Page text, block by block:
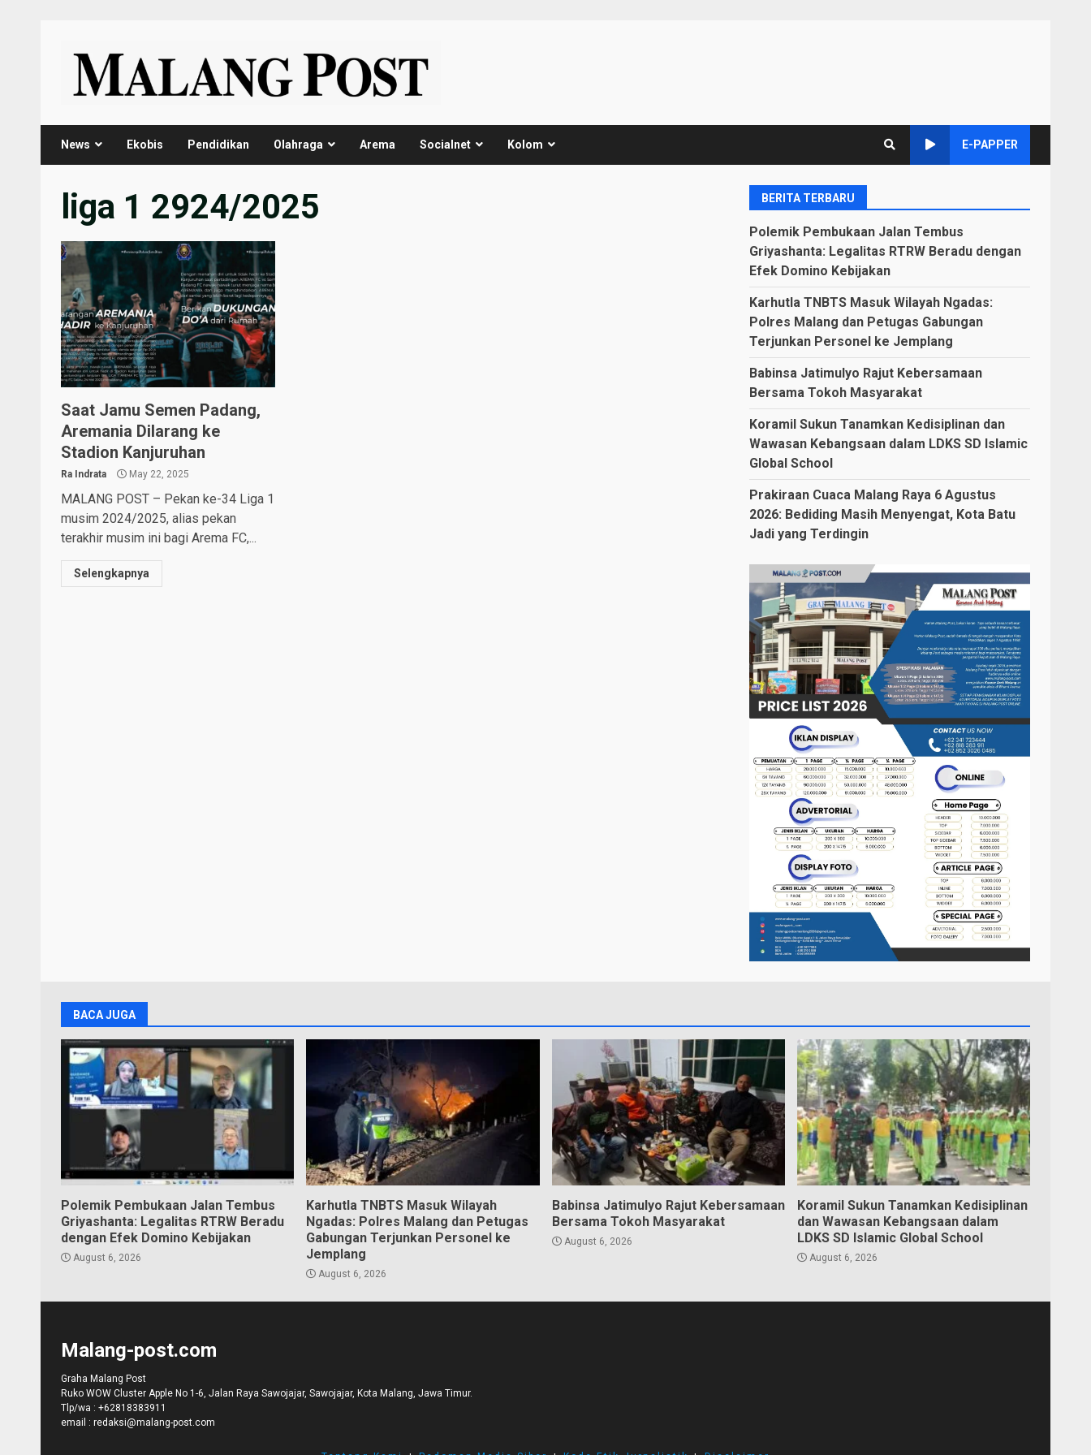
content
News Ekobis Pendidikan Olahraga Arema Socialnet Kolom E-PAPPER
liga 1 2924/2025
Saat Jamu Semen Padang,
Aremania Dilarang ke
Stadion Kanjuruhan
Ra Indrata May 22, 2025
MALANG POST – Pekan ke-34 Liga 1
musim 2024/2025, alias pekan
terakhir musim ini bagi Arema FC,...
Selengkapnya
BERITA TERBARU
Polemik Pembukaan Jalan Tembus
Griyashanta: Legalitas RTRW Beradu dengan
Efek Domino Kebijakan
Karhutla TNBTS Masuk Wilayah Ngadas:
Polres Malang dan Petugas Gabungan
Terjunkan Personel ke Jemplang
Babinsa Jatimulyo Rajut Kebersamaan
Bersama Tokoh Masyarakat
Koramil Sukun Tanamkan Kedisiplinan dan
Wawasan Kebangsaan dalam LDKS SD Islamic
Global School
Prakiraan Cuaca Malang Raya 6 Agustus
2026: Bediding Masih Menyengat, Kota Batu
Jadi yang Terdingin
BACA JUGA
Polemik Pembukaan Jalan Tembus
Griyashanta: Legalitas RTRW Beradu
dengan Efek Domino Kebijakan
August 6, 2026
Karhutla TNBTS Masuk Wilayah
Ngadas: Polres Malang dan Petugas
Gabungan Terjunkan Personel ke
Jemplang
August 6, 2026
Babinsa Jatimulyo Rajut Kebersamaan
Bersama Tokoh Masyarakat
August 6, 2026
Koramil Sukun Tanamkan Kedisiplinan
dan Wawasan Kebangsaan dalam
LDKS SD Islamic Global School
August 6, 2026
Malang-post.com
Graha Malang Post
Ruko WOW Cluster Apple No 1-6, Jalan Raya Sawojajar, Sawojajar, Kota Malang, Jawa Timur.
Tlp/wa : +62818383911
email : redaksi@malang-post.com